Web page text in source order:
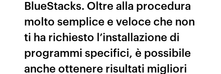
BlueStacks. Oltre alla procedura
molto semplice e veloce che non
ti ha richiesto l’installazione di
programmi specifici, è possibile
anche ottenere risultati migliori